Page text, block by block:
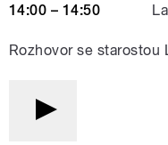
14:00 – 14:50
Rozhovor se starostou